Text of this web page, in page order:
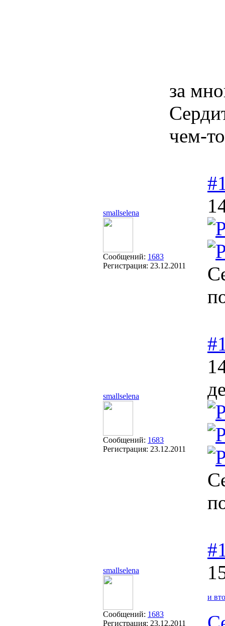
за
чем-
smallselena
Сообщений: 1683
Регистрация: 23.12.2011
smallselena
Сообщений: 1683
Регистрация: 23.12.2011
smallselena
Сообщений: 1683
Регистрация: 23.12.2011
и